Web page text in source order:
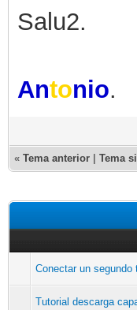
Salu2.
Antonio.
« Tema anterior | Tema
Conectar un
Tutorial descarga